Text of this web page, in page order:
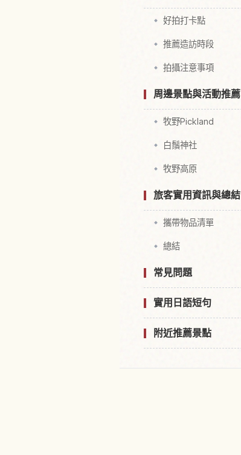
好拍打卡點
推薦造訪時段
拍攝注意事項
周邊景點與活動推薦
牧野Pickland
白鬚神社
牧野高原
旅客實用資訊與總結
攜帶物品清單
總結
常見問題
實用日語短句
附近推薦景點